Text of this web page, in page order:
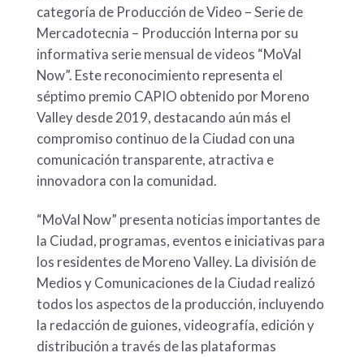
categoría de Producción de Video – Serie de
Mercadotecnia – Producción Interna por su
informativa serie mensual de videos “MoVal
Now”. Este reconocimiento representa el
séptimo premio CAPIO obtenido por Moreno
Valley desde 2019, destacando aún más el
compromiso continuo de la Ciudad con una
comunicación transparente, atractiva e
innovadora con la comunidad.
“MoVal Now” presenta noticias importantes de
la Ciudad, programas, eventos e iniciativas para
los residentes de Moreno Valley. La división de
Medios y Comunicaciones de la Ciudad realizó
todos los aspectos de la producción, incluyendo
la redacción de guiones, videografía, edición y
distribución a través de las plataformas